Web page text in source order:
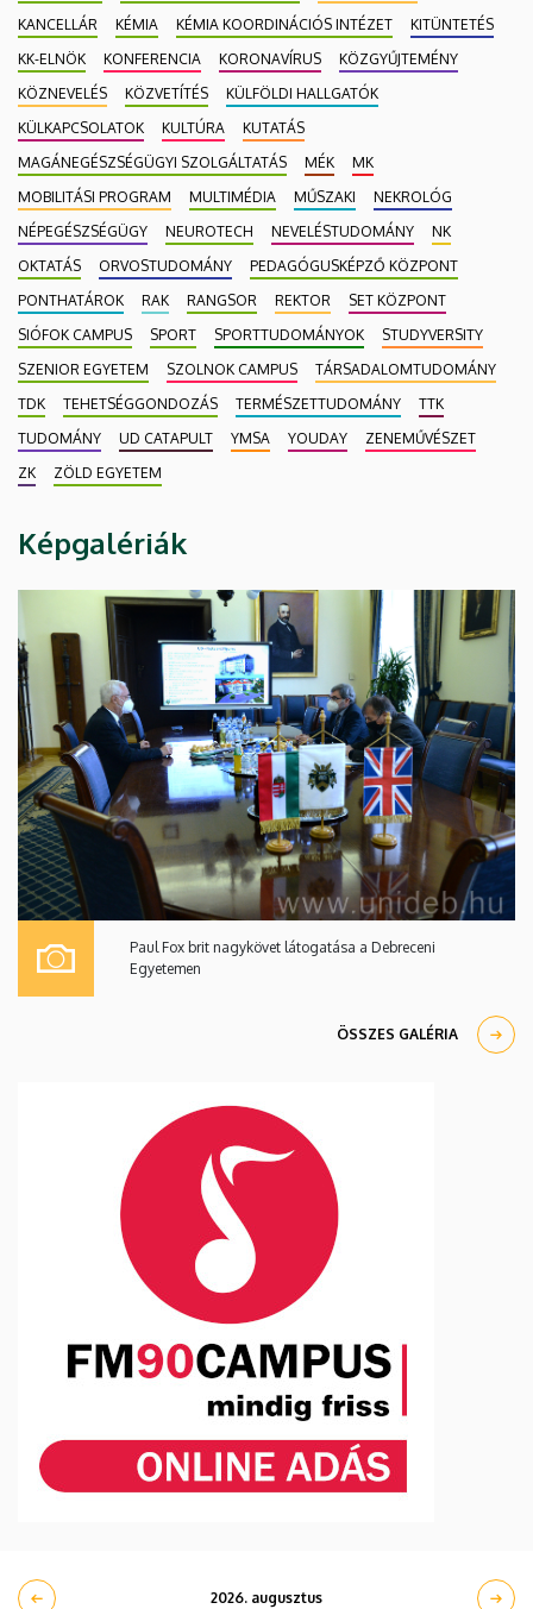
KANCELLÁR
KÉMIA KÉMIA KOORDINÁCIÓS INTÉZET
KITÜNTETÉS
KK-ELNÖK
KONFERENCIA KORONAVÍRUS
KÖZGYŰJTEMÉNY
KÖZNEVELÉS
KÖZVETÍTÉS
KÜLFÖLDI HALLGATÓK
KÜLKAPCSOLATOK
KULTÚRA
KUTATÁS
MAGÁNEGÉSZSÉGÜGYI SZOLGÁLTATÁS
MÉK
MK
MOBILITÁSI PROGRAM
MULTIMÉDIA MŰSZAKI
NEKROLÓG
NÉPEGÉSZSÉGÜGY
NEUROTECH NEVELÉSTUDOMÁNY
NK
OKTATÁS
ORVOSTUDOMÁNY
PEDAGÓGUSKÉPZŐ KÖZPONT
PONTHATÁROK
RAK RANGSOR REKTOR
SET KÖZPONT
SIÓFOK CAMPUS
SPORT SPORTTUDOMÁNYOK
STUDYVERSITY
SZENIOR EGYETEM
SZOLNOK CAMPUS
TÁRSADALOMTUDOMÁNY
TDK
TEHETSÉGGONDOZÁS TERMÉSZETTUDOMÁNY
TTK
TUDOMÁNY
UD CATAPULT YMSA YOUDAY
ZENEMŰVÉSZET
ZK
ZÖLD EGYETEM
Képgalériák
Paul Fox brit nagykövet látogatása a Debreceni
Egyetemen
ÖSSZES GALÉRIA
2026. augusztus